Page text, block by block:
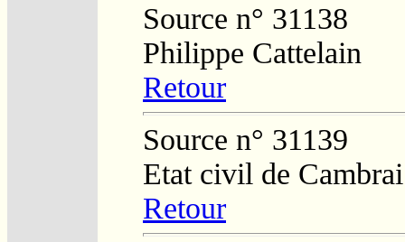
Source n° 31138
Philippe Cattelain
Retour
Source n° 31139
Etat civil de Cambrai
Retour